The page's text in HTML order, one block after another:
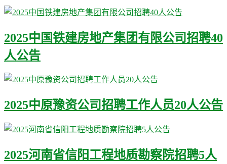
2025中国铁建房地产集团有限公司招聘40
人公告
2025中原豫资公司招聘工作人员20人公告
2025河南省信阳工程地质勘察院招聘5人